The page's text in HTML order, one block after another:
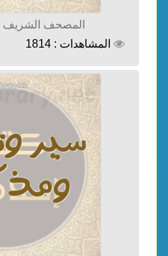
المصحف الشريف
المشاهدات : 1814